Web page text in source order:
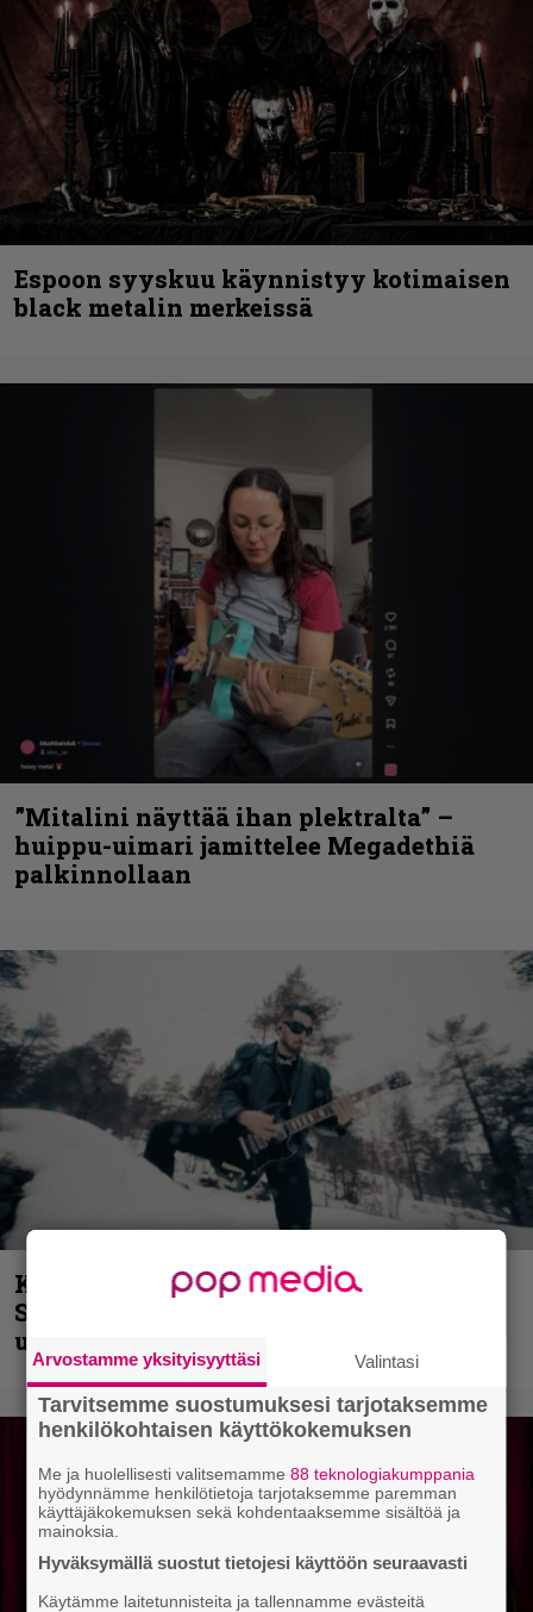
Espoon syyskuu käynnistyy kotimaisen
black metalin merkeissä
”Mitalini näyttää ihan plektralta” –
huippu-uimari jamittelee Megadethiä
palkinnollaan
Kunnianosoitus hyiselle Pohjolalle –
Shining hyppäsi keskelle kinoksia
uudella videollaan
Arvostamme yksityisyyttäsi Valintasi
Tarvitsemme suostumuksesi tarjotaksemme
henkilökohtaisen käyttökokemuksen
Me ja huolellisesti valitsemamme88 teknologiakumppania
hyödynnämme henkilötietoja tarjotaksemme paremman
käyttäjäkokemuksen sekä kohdentaaksemme sisältöä ja
mainoksia.
Hyväksymällä suostut tietojesi käyttöön seuraavasti
Käytämme laitetunnisteita ja tallennamme evästeitä